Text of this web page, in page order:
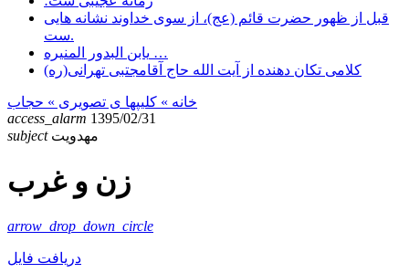
قبل از ظهور حضرت قائم (عج)، از سوی خداوند نشانه هایی
ست.
یابن البدور المنیره …
کلامی تکان دهنده از آیت الله حاج آقامجتبی تهرانی(ره)
خانه » کلیپها ی تصویری » حجاب
access_alarm 1395/02/31
subject مهدویت
زن و غرب
arrow_drop_down_circle
دریافت فایل